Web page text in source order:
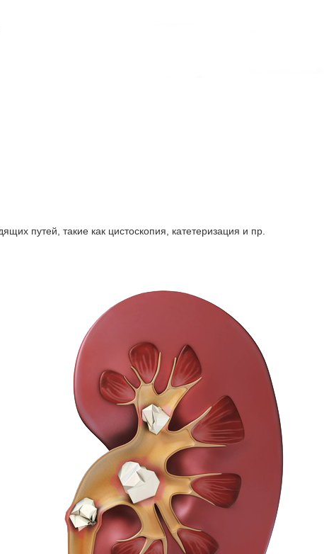
путей, такие как цистоскопия, катетеризация и пр.